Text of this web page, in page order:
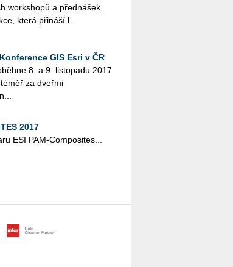
workshopů a přednášek.
která přináší l...
GIS Esri v ČR
8. a 9. listopadu 2017
za dveřmi
2017
ESI PAM-Composites...